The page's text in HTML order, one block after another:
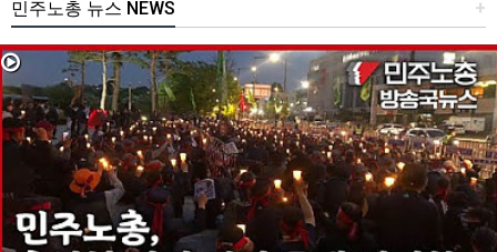
+
민주노총 뉴스 NEWS